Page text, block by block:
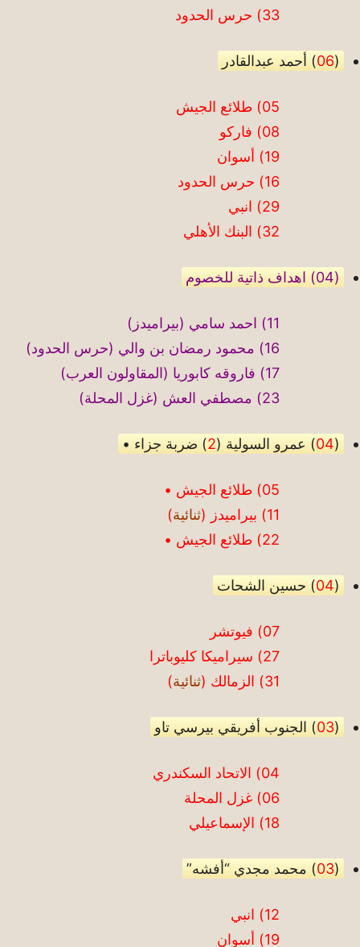
33) حرس الحدود
(
06) أحمد عبدالقادر
05) طلائع الجيش
08) فاركو
19) أسوان
16) حرس الحدود
29) انبي
32) البنك الأهلي
(04) اهداف ذاتية للخصوم
11) احمد سامي (بيراميدز)
16) محمود رمضان بن والي (حرس الحدود)
17) فاروقه كابوريا (المقاولون العرب)
23) مصطفي العش (غزل المحلة)
(
04) عمرو السولية (2) ضربة جزاء •
05) طلائع الجيش •
11) بيراميدز (
ثنائية)
22) طلائع الجيش •
(
04) حسين الشحات
07) فيوتشر
27) سيراميكا كليوباترا
31) الزمالك (
ثنائية)
(
03) الجنوب أفريقي بيرسي تاو
04) الاتحاد السكندري
06) غزل المحلة
18) الإسماعيلي
(
03) محمد مجدي “أفشه”
12) انبي
19) أسوان